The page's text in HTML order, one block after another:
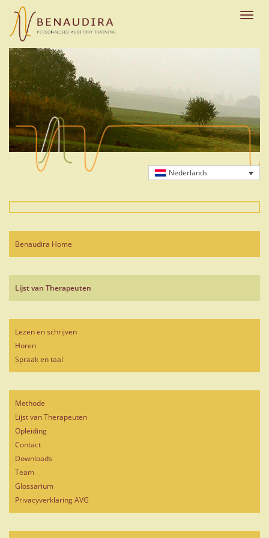
main
content
Toggle
Nederlands
Benaudira Home
Lijst van Therapeuten
Lezen en schrijven
Horen
Spraak en taal
Methode
Lijst van Therapeuten
Opleiding
Contact
Downloads
Team
Glossarium
Privacyverklaring AVG